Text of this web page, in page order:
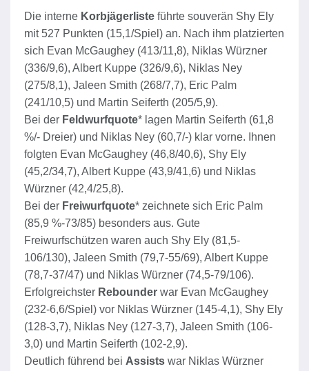
Die interne Korbjägerliste führte souverän Shy Ely
mit 527 Punkten (15,1/Spiel) an. Nach ihm platzierten
sich Evan McGaughey (413/11,8), Niklas Würzner
(336/9,6), Albert Kuppe (326/9,6), Niklas Ney
(275/8,1), Jaleen Smith (268/7,7), Eric Palm
(241/10,5) und Martin Seiferth (205/5,9).
Bei der Feldwurfquote* lagen Martin Seiferth (61,8
%/- Dreier) und Niklas Ney (60,7/-) klar vorne. Ihnen
folgten Evan McGaughey (46,8/40,6), Shy Ely
(45,2/34,7), Albert Kuppe (43,9/41,6) und Niklas
Würzner (42,4/25,8).
Bei der Freiwurfquote* zeichnete sich Eric Palm
(85,9 %-73/85) besonders aus. Gute
Freiwurfschützen waren auch Shy Ely (81,5-
106/130), Jaleen Smith (79,7-55/69), Albert Kuppe
(78,7-37/47) und Niklas Würzner (74,5-79/106).
Erfolgreichster Rebounder war Evan McGaughey
(232-6,6/Spiel) vor Niklas Würzner (145-4,1), Shy Ely
(128-3,7), Niklas Ney (127-3,7), Jaleen Smith (106-
3,0) und Martin Seiferth (102-2,9).
Deutlich führend bei Assists war Niklas Würzner